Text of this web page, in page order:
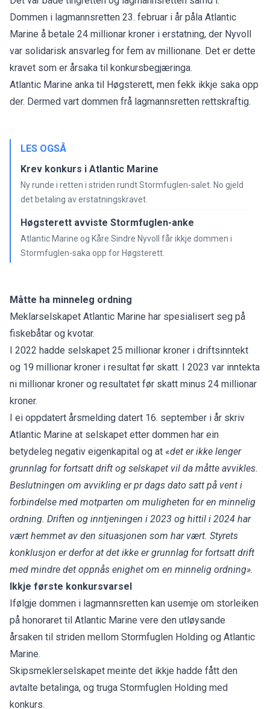
Dommen i lagmannsretten 23. februar i år påla Atlantic
Marine å betale 24 millionar kroner i erstatning, der Nyvoll
var solidarisk ansvarleg for fem av millionane. Det er dette
kravet som er årsaka til konkursbegjæringa.
Atlantic Marine anka til Høgsterett, men fekk ikkje saka opp
der. Dermed vart dommen frå lagmannsretten rettskraftig.
LES OGSÅ
Krev konkurs i Atlantic Marine
Ny runde i retten i striden rundt Stormfuglen-salet. No gjeld
det betaling av erstatningskravet.
Høgsterett avviste Stormfuglen-anke
Atlantic Marine og Kåre Sindre Nyvoll får ikkje dommen i
Stormfuglen-saka opp for Høgsterett.
Måtte ha minneleg ordning
Meklarselskapet Atlantic Marine har spesialisert seg på
fiskebåtar og kvotar.
I 2022 hadde selskapet 25 millionar kroner i driftsinntekt
og 19 millionar kroner i resultat før skatt. I 2023 var inntekta
ni millionar kroner og resultatet før skatt minus 24 millionar
kroner.
I ei oppdatert årsmelding datert 16. september i år skriv
Atlantic Marine at selskapet etter dommen har ein
betydeleg negativ eigenkapital og at «det er ikke lenger
grunnlag for fortsatt drift og selskapet vil da måtte avvikles.
Beslutningen om avvikling er pr dags dato satt på vent i
forbindelse med motparten om muligheten for en minnelig
ordning. Driften og inntjeningen i 2023 og hittil i 2024 har
vært hemmet av den situasjonen som har vært. Styrets
konklusjon er derfor at det ikke er grunnlag for fortsatt drift
med mindre det oppnås enighet om en minnelig ordning».
Ikkje første konkursvarsel
Ifølgje dommen i lagmannsretten kan usemje om storleiken
på honoraret til Atlantic Marine vere den utløysande
årsaken til striden mellom Stormfuglen Holding og Atlantic
Marine.
Skipsmeklerselskapet meinte det ikkje hadde fått den
avtalte betalinga, og truga Stormfuglen Holding med
konkurs.